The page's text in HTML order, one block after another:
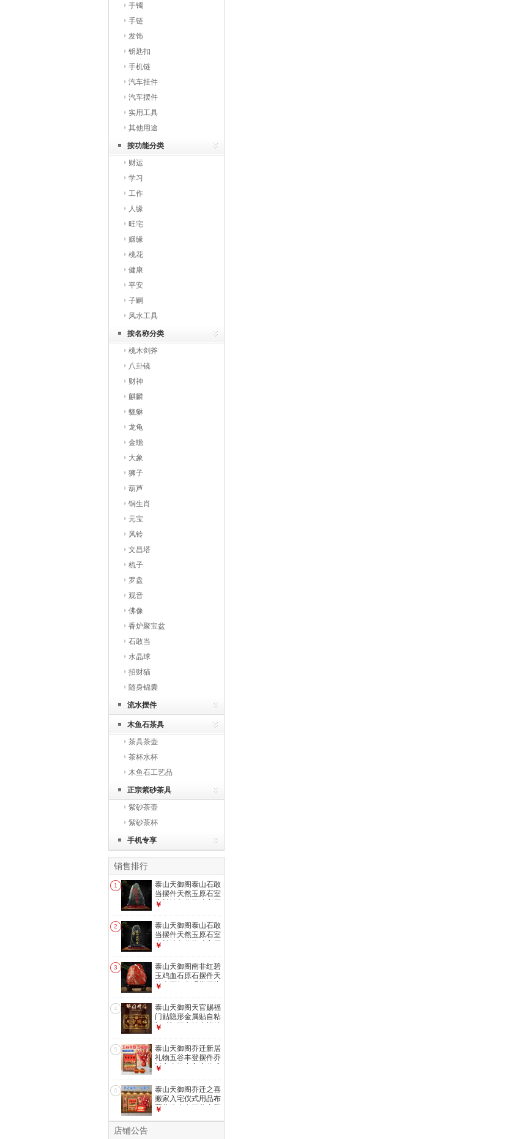
手镯
手链
发饰
钥匙扣
手机链
汽车挂件
汽车摆件
实用工具
其他用途
按功能分类
财运
学习
工作
人缘
旺宅
姻缘
桃花
健康
平安
子嗣
风水工具
按名称分类
桃木剑斧
八卦镜
财神
麒麟
貔貅
龙龟
金蟾
大象
狮子
葫芦
铜生肖
元宝
风铃
文昌塔
梳子
罗盘
观音
佛像
香炉聚宝盆
石敢当
水晶球
招财猫
随身锦囊
流水摆件
木鱼石茶具
茶具茶壶
茶杯水杯
木鱼石工艺品
正宗紫砂茶具
紫砂茶壶
紫砂茶杯
手机专享
销售排行
1
泰山天御阁泰山石敢
当摆件天然玉原石室
内补缺角化路冲客厅
12cm泰山玉石敢当
￥
2
泰山天御阁泰山石敢
当摆件天然玉原石室
内补缺角化路冲客厅
15cm泰山玉石敢当
￥
3
泰山天御阁南非红碧
玉鸡血石原石摆件天
然奇石红色观赏石头
小号随机发货
￥
4
泰山天御阁天官赐福
门贴隐形金属贴自粘
门对门五帝钱吉祥结
天官赐福五福款
￥
5
泰山天御阁乔迁新居
礼物五谷丰登摆件乔
迁之喜搬家入宅仪式
【五谷丰登相框】6
寸胡桃木色+升级套
装
￥
6
泰山天御阁乔迁之喜
搬家入宅仪式用品布
置装饰全套五谷丰登
￥
店铺公告